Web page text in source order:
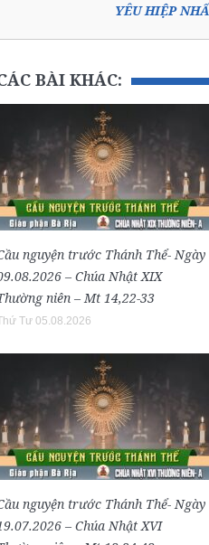
YÊU HIỆP
BÀI KHÁC:
nguyện trước Thánh Thể- Ngày
– Chúa Nhật XIX
niên – Mt 14,22-33
Tư 05.08.2026
nguyện trước Thánh Thể- Ngày
– Chúa Nhật XVI